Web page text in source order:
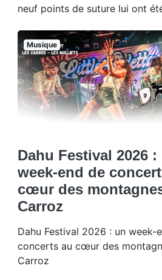
neuf points de suture lui ont
Musique
Dahu Festival 2026 :
week-end de
cœur des
Carroz
Dahu Festival 2026 : un week-
concerts au cœur des
Carroz